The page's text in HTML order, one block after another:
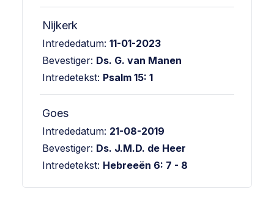
Nijkerk
Intrededatum: 11-01-2023
Bevestiger: Ds. G. van Manen
Intredetekst: Psalm 15: 1
Goes
Intrededatum: 21-08-2019
Bevestiger: Ds. J.M.D. de Heer
Intredetekst: Hebreeën 6: 7 - 8